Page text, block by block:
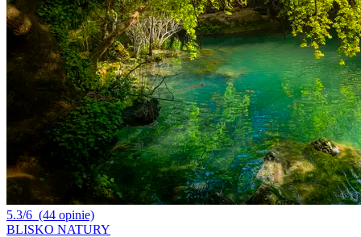
5.3/6 (44 opinie)
BLISKO NATURY